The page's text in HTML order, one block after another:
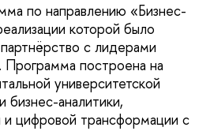
по направлению «Бизнес-
которой было
с лидерами
Программа построена на
университетской
бизнес-аналитики,
и цифровой трансформации с